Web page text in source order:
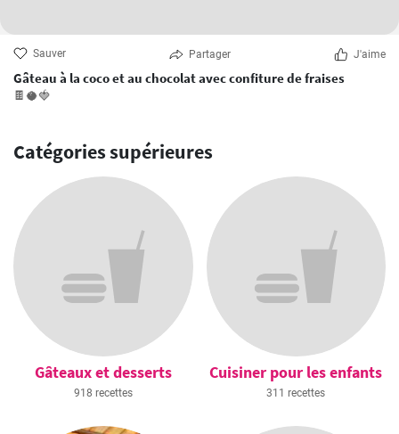
Sauver Partager J'aime
Gâteau à la coco et au chocolat avec confiture de fraises
🍫🥥🍓
Catégories supérieures
Gâteaux et desserts
918 recettes
Cuisiner pour les enfants
311 recettes